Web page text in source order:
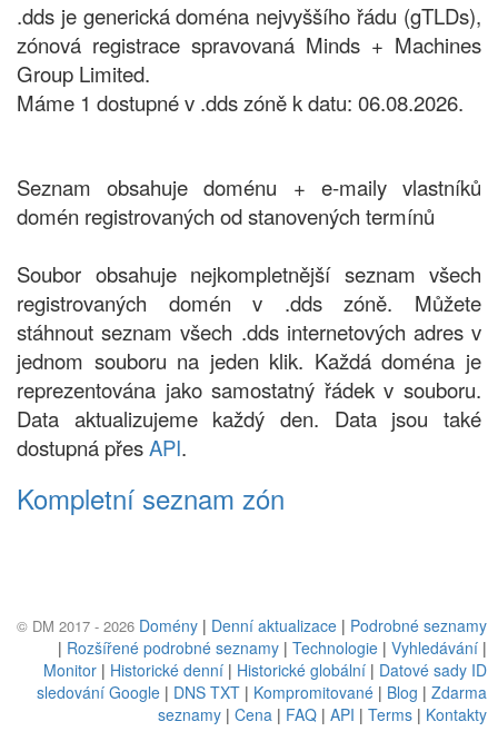
.dds je generická doména nejvyššího řádu (gTLDs),
zónová registrace spravovaná Minds + Machines
Group Limited.
Máme 1 dostupné v .dds zóně k datu: 06.08.2026.
Seznam obsahuje doménu + e-maily vlastníků
domén registrovaných od stanovených termínů
Soubor obsahuje nejkompletnější seznam všech
registrovaných domén v .dds zóně. Můžete
stáhnout seznam všech .dds internetových adres v
jednom souboru na jeden klik. Každá doména je
reprezentována jako samostatný řádek v souboru.
Data aktualizujeme každý den. Data jsou také
dostupná přesAPI.
Kompletní seznam zón
© DM 2017 - 2026 Domény | Denní aktualizace | Podrobné seznamy
| Rozšířené podrobné seznamy | Technologie | Vyhledávání |
Monitor | Historické denní | Historické globální | Datové sady ID
sledování Google | DNS TXT | Kompromitované | Blog | Zdarma
seznamy | Cena | FAQ | API | Terms | Kontakty